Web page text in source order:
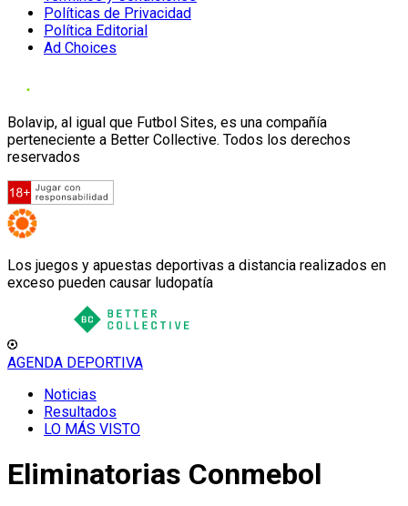
Políticas de Privacidad
Política Editorial
Ad Choices
Bolavip, al igual que Futbol Sites, es una compañía
perteneciente a Better Collective. Todos los derechos
reservados
Los juegos y apuestas deportivas a distancia realizados en
exceso pueden causar ludopatía
AGENDA DEPORTIVA
Noticias
Resultados
LO MÁS VISTO
Eliminatorias Conmebol